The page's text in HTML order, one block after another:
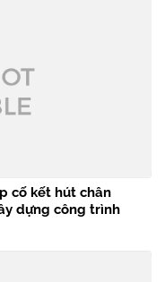
cố kết hút chân
dựng công trình